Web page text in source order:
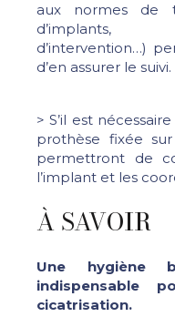
aux normes de
d’intervention…)
d’en assurer le suivi.
> S’il est
prothèse fixée
permettront de
l’implant et les
À SAVOIR
Une hygiène
indispensable
cicatrisation.